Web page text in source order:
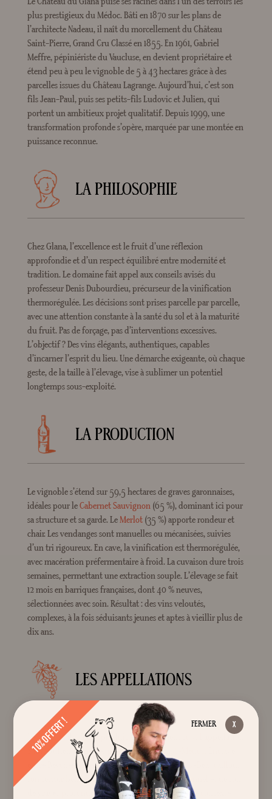
plus prestigieux du Médoc. Bâti en 1870 sur les plans de
l’architecte Nadeau, il naît du morcellement du Château
Saint-Pierre, Grand Cru Classé en 1855. En 1961, Gabriel
Meffre, pépiniériste du Vaucluse, en devient propriétaire et
étend peu à peu le vignoble de 5 à 43 hectares grâce à des
parcelles issues du Château Lagrange. Aujourd’hui, c’est son
fils Jean-Paul, puis ses petits-fils Ludovic et Julien, qui
portent un ambitieux projet qualitatif. Depuis 1999, une
transformation profonde s’opère, marquée par une montée en
puissance reconnue.
LA PHILOSOPHIE
Chez Glana, l’excellence est le fruit d’une réflexion
approfondie et d’un respect équilibré entre modernité et
tradition. Le domaine fait appel aux conseils avisés du
professeur Denis Dubourdieu, précurseur de la vinification
thermorégulée. Les décisions sont prises parcelle par parcelle,
avec une attention constante à la santé du sol et à la maturité
du fruit. Pas de forçage, pas d’interventions excessives.
L’objectif ? Des vins élégants, authentiques, capables
d’incarner l’esprit du lieu. Une démarche exigeante, où chaque
geste, de la taille à l’élevage, vise à sublimer un potentiel
longtemps sous-exploité.
LA PRODUCTION
Le vignoble s’étend sur 59,5 hectares de graves garonnaises,
idéales pour leCabernet Sauvignon(65 %), dominant ici pour
sa structure et sa garde. LeMerlot(35 %) apporte rondeur et
chair. Les vendanges sont manuelles ou mécanisées, suivies
d’un tri rigoureux. En cave, la vinification est thermorégulée,
avec macération préfermentaire à froid. La cuvaison dure trois
semaines, permettant une extraction souple. L’élevage se fait
12 mois en barriques françaises, dont 40 % neuves,
sélectionnées avec soin. Résultat : des vins veloutés,
complexes, à la fois séduisants jeunes et aptes à vieillir plus de
dix ans.
LES APPELLATIONS
Le Château du Glana produit exclusivement sous l’appellation
Saint-Julien, l’une des plus nobles duHaut-Médoc
entre Beychevelle et Saint-Julien, face au Ducru-Beaucaillou,
son terroir bénéficie d’un microclimat exceptionnel et de sols
de graves profondes, typiques des grands crus. Ce contexte
FERMER
10% OFFERT !